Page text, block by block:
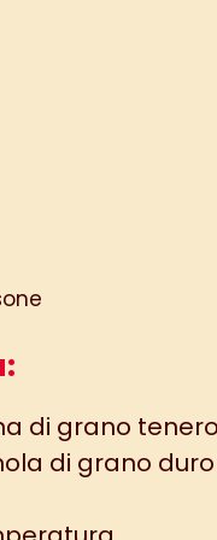
di grano
di grano duro